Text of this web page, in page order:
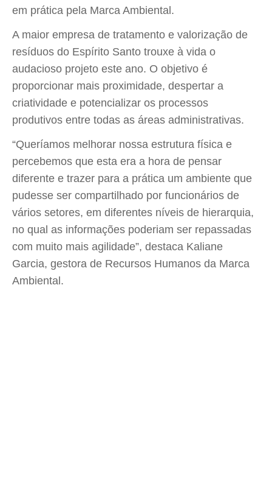
em prática pela Marca Ambiental.
A maior empresa de tratamento e valorização de
resíduos do Espírito Santo trouxe à vida o
audacioso projeto este ano. O objetivo é
proporcionar mais proximidade, despertar a
criatividade e potencializar os processos
produtivos entre todas as áreas administrativas.
“Queríamos melhorar nossa estrutura física e
percebemos que esta era a hora de pensar
diferente e trazer para a prática um ambiente que
pudesse ser compartilhado por funcionários de
vários setores, em diferentes níveis de hierarquia,
no qual as informações poderiam ser repassadas
com muito mais agilidade”, destaca Kaliane
Garcia, gestora de Recursos Humanos da Marca
Ambiental.